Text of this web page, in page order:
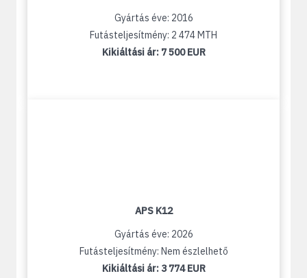
Gyártás éve: 2016
Futásteljesítmény: 2 474 MTH
Kikiáltási ár: 7 500 EUR
APS K12
Gyártás éve: 2026
Futásteljesítmény: Nem észlelhető
Kikiáltási ár: 3 774 EUR